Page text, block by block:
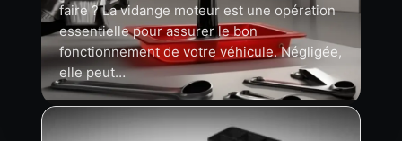
faire ? La vidange moteur est une opération
essentielle pour assurer le bon
fonctionnement de votre véhicule. Négligée,
elle peut…